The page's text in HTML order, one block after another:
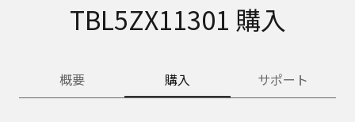
TBL5ZX11301 購入
概要 購入 サポート